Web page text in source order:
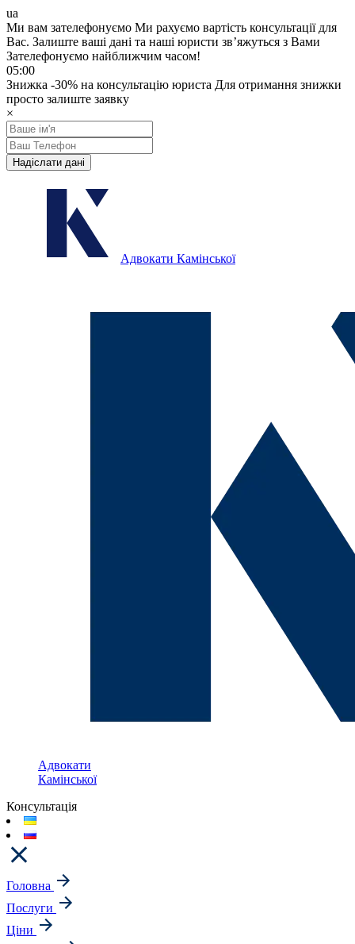
ua
Ми вам зателефонуємо Ми рахуємо вартість консультації для
Вас. Залиште ваші дані та наші юристи звʼяжуться з Вами
Зателефонуємо найближчим часом!
05:00
Знижка -30% на консультацію юриста Для отримання знижки
просто залиште заявку
×
Надіслати дані
Адвокати Камінської
Адвокати
Камінської
Консультація
Головна
Послуги
Ціни